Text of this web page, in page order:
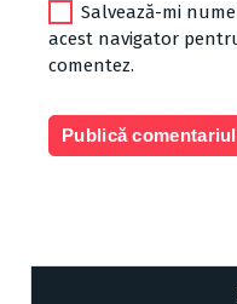
Salvează-mi
acest navigator
comentez.